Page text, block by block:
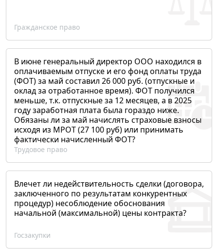
Гражданское право
В июне генеральный директор ООО находился в
оплачиваемым отпуске и его фонд оплаты труда
(ФОТ) за май составил 26 000 руб. (отпускные и
оклад за отработанное время). ФОТ получился
меньше, т.к. отпускные за 12 месяцев, а в 2025
году заработная плата была гораздо ниже.
Обязаны ли за май начислять страховые взносы
исходя из МРОТ (27 100 руб) или принимать
фактически начисленный ФОТ?
Трудовое право
Влечет ли недействительность сделки (договора,
заключенного по результатам конкурентных
процедур) несоблюдение обоснования
начальной (максимальной) цены контракта?
Госзакупки